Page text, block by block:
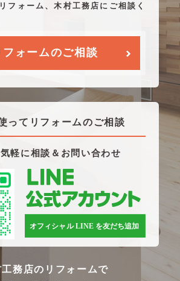
フォーム、木村工務店にご相談く
フォームのご相談
ってリフォームのご相談
軽に相談＆お問い合わせ
工務店のリフォームで